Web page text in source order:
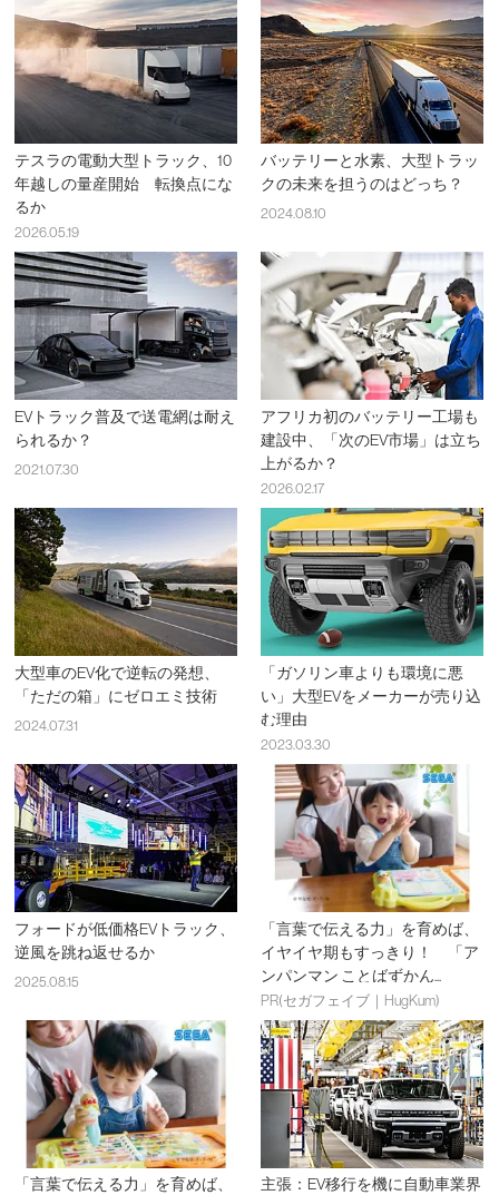
テスラの電動大型トラック、10
年越しの量産開始 転換点にな
るか
2026.05.19
バッテリーと水素、大型トラッ
クの未来を担うのはどっち？
2024.08.10
EVトラック普及で送電網は耐え
られるか？
2021.07.30
アフリカ初のバッテリー工場も
建設中、「次のEV市場」は立ち
上がるか？
2026.02.17
大型車のEV化で逆転の発想、
「ただの箱」にゼロエミ技術
2024.07.31
「ガソリン車よりも環境に悪
い」大型EVをメーカーが売り込
む理由
2023.03.30
フォードが低価格EVトラック、
逆風を跳ね返せるか
2025.08.15
「言葉で伝える力」を育めば、
イヤイヤ期もすっきり！ 「ア
ンパンマン ことばずかん...
PR(セガフェイブ｜HugKum)
「言葉で伝える力」を育めば、
主張：EV移行を機に自動車業界